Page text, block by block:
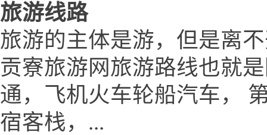
旅游线路
旅游的主体是游，但是离
贡寮旅游网旅游路线也就
通，飞机火车轮船汽车，
宿客栈，...